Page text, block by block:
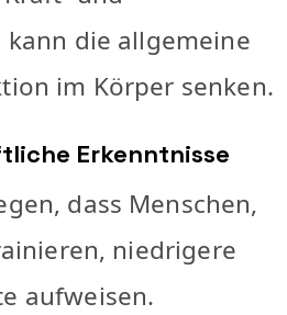
die allgemeine
im Körper senken.
Erkenntnisse
dass Menschen,
niedrigere
aufweisen.